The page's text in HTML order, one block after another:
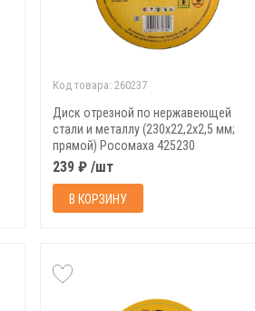
Код товара: 260237
Диск отрезной по нержавеющей
стали и металлу (230х22,2х2,5 мм;
прямой) Росомаха 425230
239 ₽ /шт
В КОРЗИНУ